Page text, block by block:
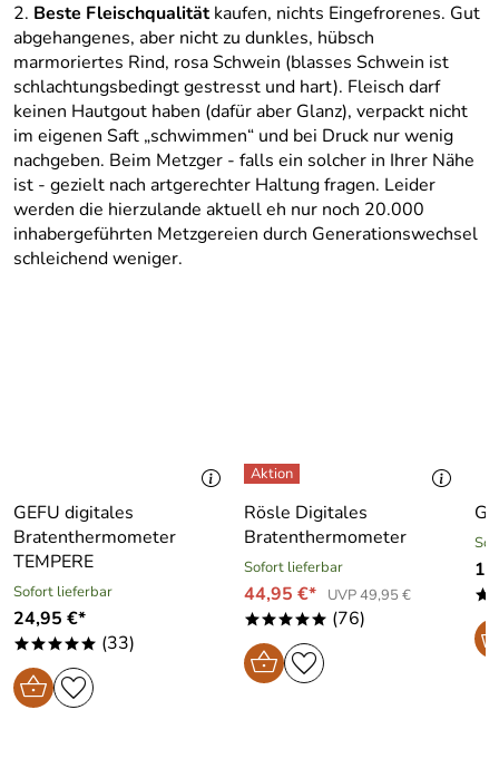
2. Beste Fleischqualitätkaufen, nichts Eingefrorenes. Gut
abgehangenes, aber nicht zu dunkles, hübsch
marmoriertes Rind, rosa Schwein (blasses Schwein ist
schlachtungsbedingt gestresst und hart). Fleisch darf
keinen Hautgout haben (dafür aber Glanz), verpackt nicht
im eigenen Saft „schwimmen“ und bei Druck nur wenig
nachgeben. Beim Metzger - falls ein solcher in Ihrer Nähe
ist - gezielt nach artgerechter Haltung fragen. Leider
werden die hierzulande aktuell eh nur noch 20.000
inhabergeführten Metzgereien durch Generationswechsel
schleichend weniger.
GEFU digitales
Bratenthermometer
TEMPERE
Sofort lieferbar
24,95 €*
***** (33)
Rösle Digitales
Bratenthermometer
Sofort lieferbar
44,95 €* UVP 49,95 €
***** (76)